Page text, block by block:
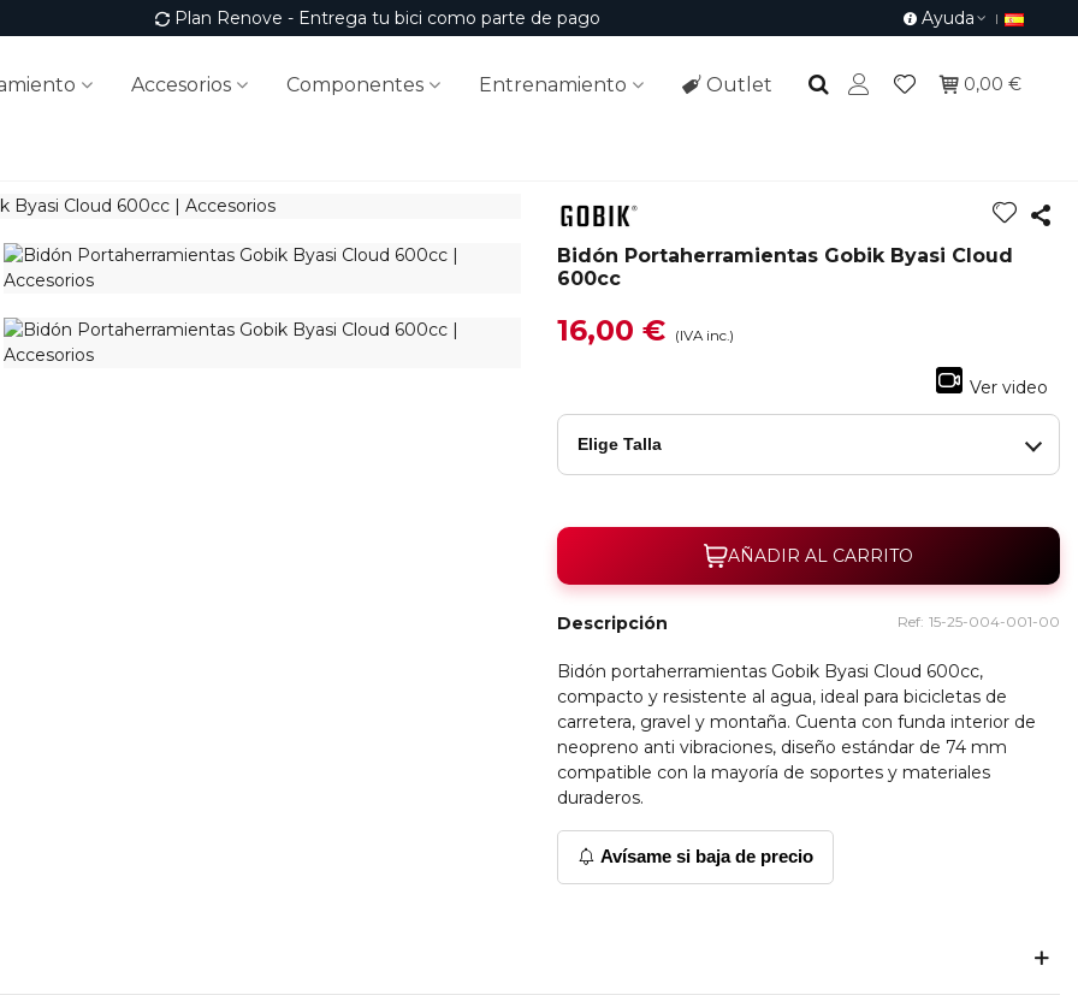
Plan Renove - Entrega tu bici como parte de pago Ayuda
Accesorios Componentes Entrenamiento Outlet 0,00 €
Bidón Portaherramientas Gobik Byasi Cloud
600cc
16,00 € (IVA inc.)
Ver video
Elige Talla
AÑADIR AL CARRITO
Descripción Ref: 15-25-004-001-00
Bidón portaherramientas Gobik Byasi Cloud 600cc,
compacto y resistente al agua, ideal para bicicletas de
carretera, gravel y montaña. Cuenta con funda interior de
neopreno anti vibraciones, diseño estándar de 74 mm
compatible con la mayoría de soportes y materiales
duraderos.
Avísame si baja de precio